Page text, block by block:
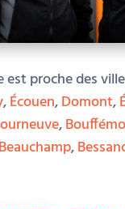
proche des
,Écouen,Domont,
,
Beauchamp,